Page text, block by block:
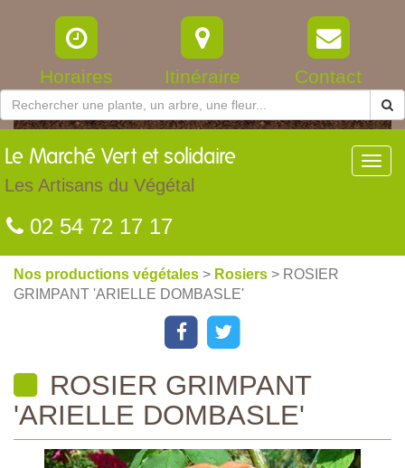
Horaires Itinéraire Contact
Le Marché Vert et solidaire
Les Artisans du Végétal
02 54 72 17 17
Nos productions végétales > Rosiers > ROSIER
GRIMPANT 'ARIELLE DOMBASLE'
ROSIER GRIMPANT
'ARIELLE DOMBASLE'